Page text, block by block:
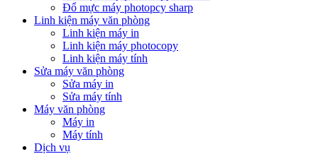
Đổ mực máy photopcy sharp
Linh kiện máy văn phòng
Linh kiện máy in
Linh kiện máy photocopy
Linh kiện máy tính
Sửa máy văn phòng
Sửa máy in
Sửa máy tính
Máy văn phòng
Máy in
Máy tính
Dịch vụ